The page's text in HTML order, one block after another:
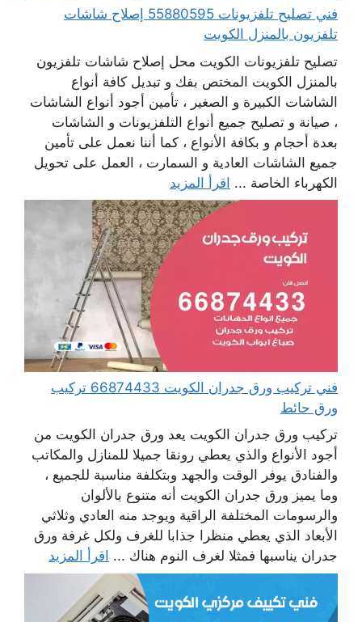
فني تصليح تلفزيونات 55880595 إصلاح شاشات
تلفزيون بالمنزل الكويت
تصليح تلفزيونات الكويت محل إصلاح شاشات تلفزيون
بالمنزل الكويت المختص بفك و تبديل كافة أنواع
الشاشات الكبيرة و الصغير ، تأمين أجود أنواع الشاشات
، صيانة و تصليح جميع أنواع التلفزيونات و الشاشات
بعدة أحجام و بكافة الأنواع ، كما أننا نعمل على تأمين
جميع الشاشات العادية و السمارت ، العمل على تحويل
الكهرباء الخاصة ... اقرأ المزيد
فني تركيب ورق جدران الكويت 66874433 تركيب
ورق حائط
تركيب ورق جدران الكويت يعد ورق جدران الكويت من
أجود الأنواع والذي يعطي رونقا جميلا للمنازل والمكاتب
والفنادق يوفر الوقت والجهد وبتكلفة مناسبة للجميع ،
وما يميز ورق جدران الكويت أنه متنوع بالألوان
والرسومات المختلفة الراقية ويوجد منه العادي وثلاثي
الأبعاد الذي يعطي منظرا جذابا للغرف ولكل غرفة ورق
جدران يناسبها فمثلا لغرف النوم هناك ... اقرأ المزيد